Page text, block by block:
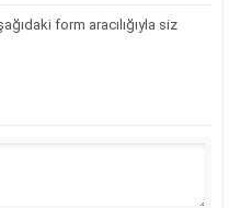
form aracılığıyla siz